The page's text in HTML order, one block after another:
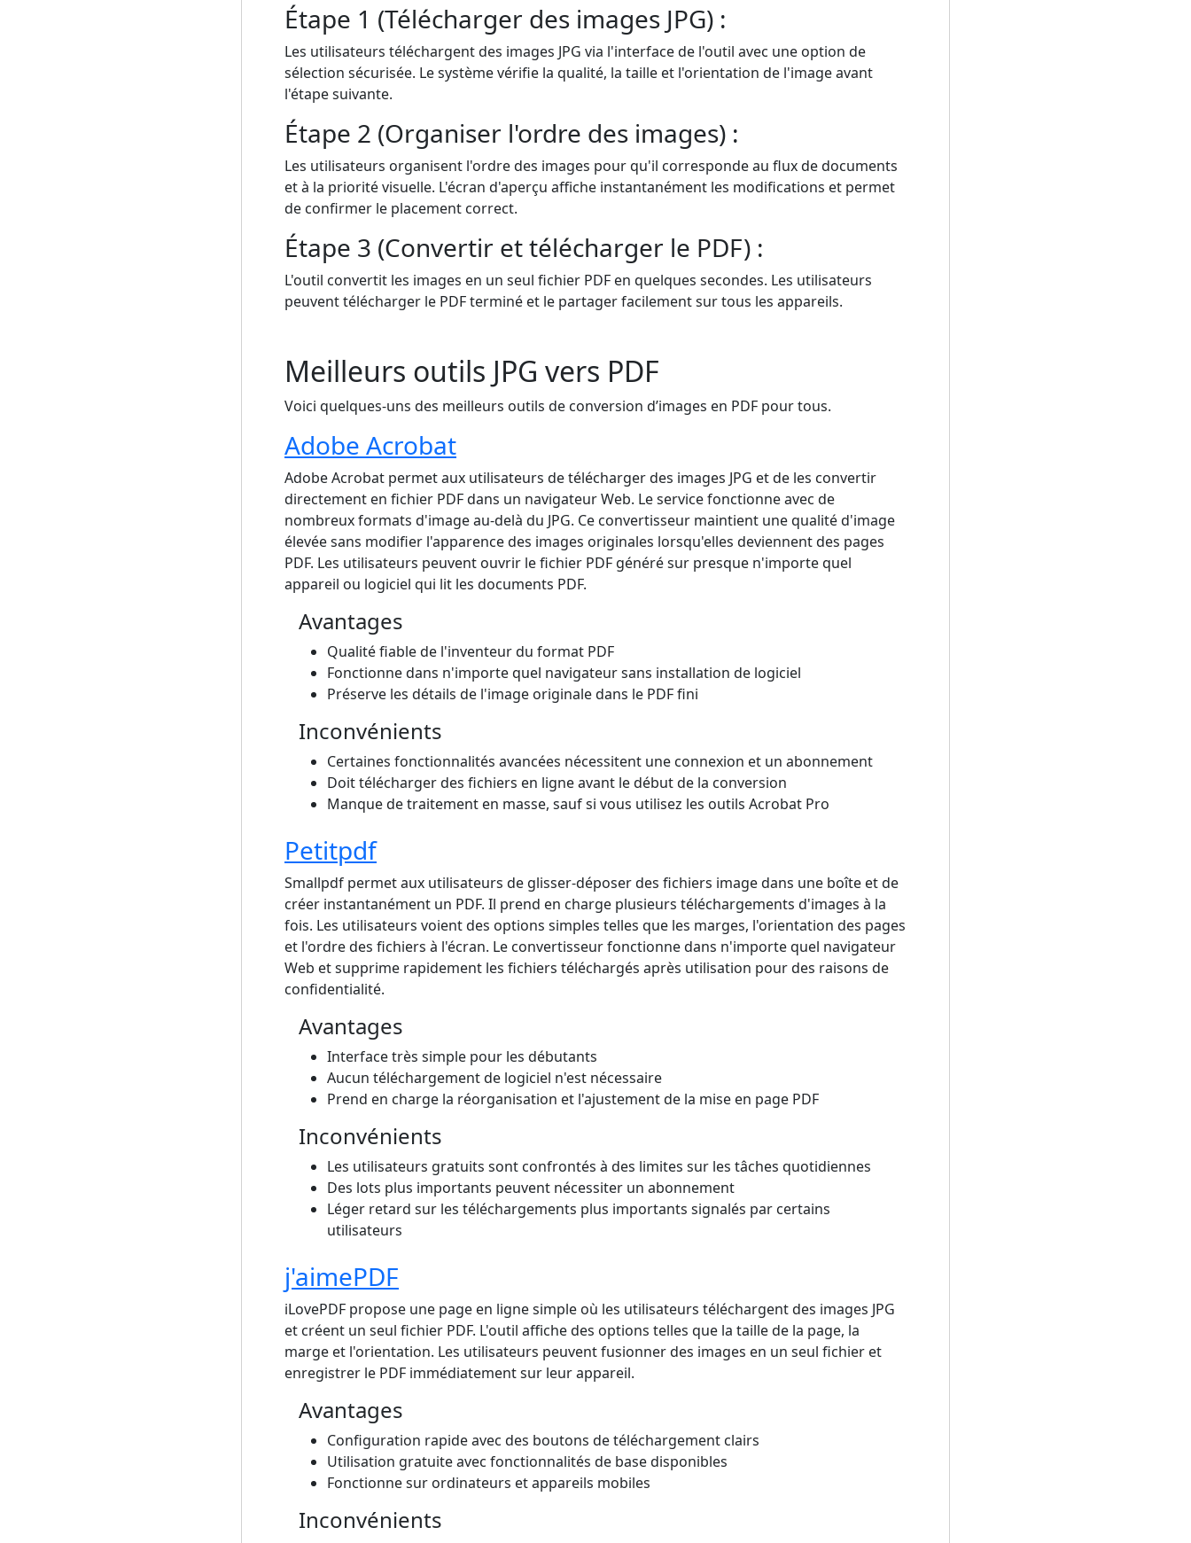
Étape 1 (Télécharger des images JPG) :
Les utilisateurs téléchargent des images JPG via l'interface de l'outil avec une option de
sélection sécurisée. Le système vérifie la qualité, la taille et l'orientation de l'image avant
l'étape suivante.
Étape 2 (Organiser l'ordre des images) :
Les utilisateurs organisent l'ordre des images pour qu'il corresponde au flux de documents
et à la priorité visuelle. L'écran d'aperçu affiche instantanément les modifications et permet
de confirmer le placement correct.
Étape 3 (Convertir et télécharger le PDF) :
L'outil convertit les images en un seul fichier PDF en quelques secondes. Les utilisateurs
peuvent télécharger le PDF terminé et le partager facilement sur tous les appareils.
Meilleurs outils JPG vers PDF
Voici quelques-uns des meilleurs outils de conversion d’images en PDF pour tous.
Adobe Acrobat
Adobe Acrobat permet aux utilisateurs de télécharger des images JPG et de les convertir
directement en fichier PDF dans un navigateur Web. Le service fonctionne avec de
nombreux formats d'image au-delà du JPG. Ce convertisseur maintient une qualité d'image
élevée sans modifier l'apparence des images originales lorsqu'elles deviennent des pages
PDF. Les utilisateurs peuvent ouvrir le fichier PDF généré sur presque n'importe quel
appareil ou logiciel qui lit les documents PDF.
Avantages
Qualité fiable de l'inventeur du format PDF
Fonctionne dans n'importe quel navigateur sans installation de logiciel
Préserve les détails de l'image originale dans le PDF fini
Inconvénients
Certaines fonctionnalités avancées nécessitent une connexion et un abonnement
Doit télécharger des fichiers en ligne avant le début de la conversion
Manque de traitement en masse, sauf si vous utilisez les outils Acrobat Pro
Petitpdf
Smallpdf permet aux utilisateurs de glisser-déposer des fichiers image dans une boîte et de
créer instantanément un PDF. Il prend en charge plusieurs téléchargements d'images à la
fois. Les utilisateurs voient des options simples telles que les marges, l'orientation des pages
et l'ordre des fichiers à l'écran. Le convertisseur fonctionne dans n'importe quel navigateur
Web et supprime rapidement les fichiers téléchargés après utilisation pour des raisons de
confidentialité.
Avantages
Interface très simple pour les débutants
Aucun téléchargement de logiciel n'est nécessaire
Prend en charge la réorganisation et l'ajustement de la mise en page PDF
Inconvénients
Les utilisateurs gratuits sont confrontés à des limites sur les tâches quotidiennes
Des lots plus importants peuvent nécessiter un abonnement
Léger retard sur les téléchargements plus importants signalés par certains
utilisateurs
j'aimePDF
iLovePDF propose une page en ligne simple où les utilisateurs téléchargent des images JPG
et créent un seul fichier PDF. L'outil affiche des options telles que la taille de la page, la
marge et l'orientation. Les utilisateurs peuvent fusionner des images en un seul fichier et
enregistrer le PDF immédiatement sur leur appareil.
Avantages
Configuration rapide avec des boutons de téléchargement clairs
Utilisation gratuite avec fonctionnalités de base disponibles
Fonctionne sur ordinateurs et appareils mobiles
Inconvénients